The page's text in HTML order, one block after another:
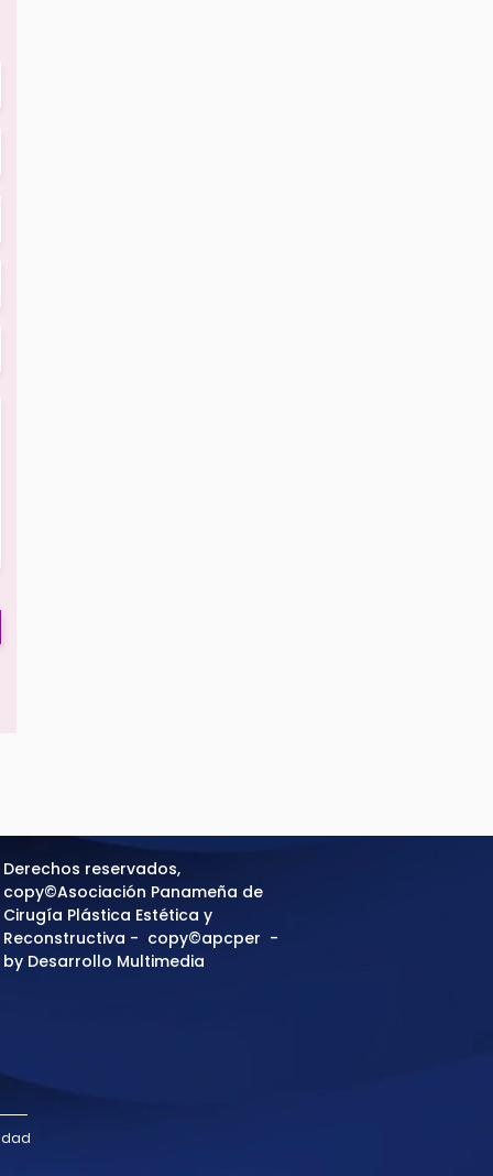
Derechos reservados,
copy©Asociación Panameña de
Cirugía Plástica Estética y
Reconstructiva - copy©apcper -
by Desarrollo Multimedia